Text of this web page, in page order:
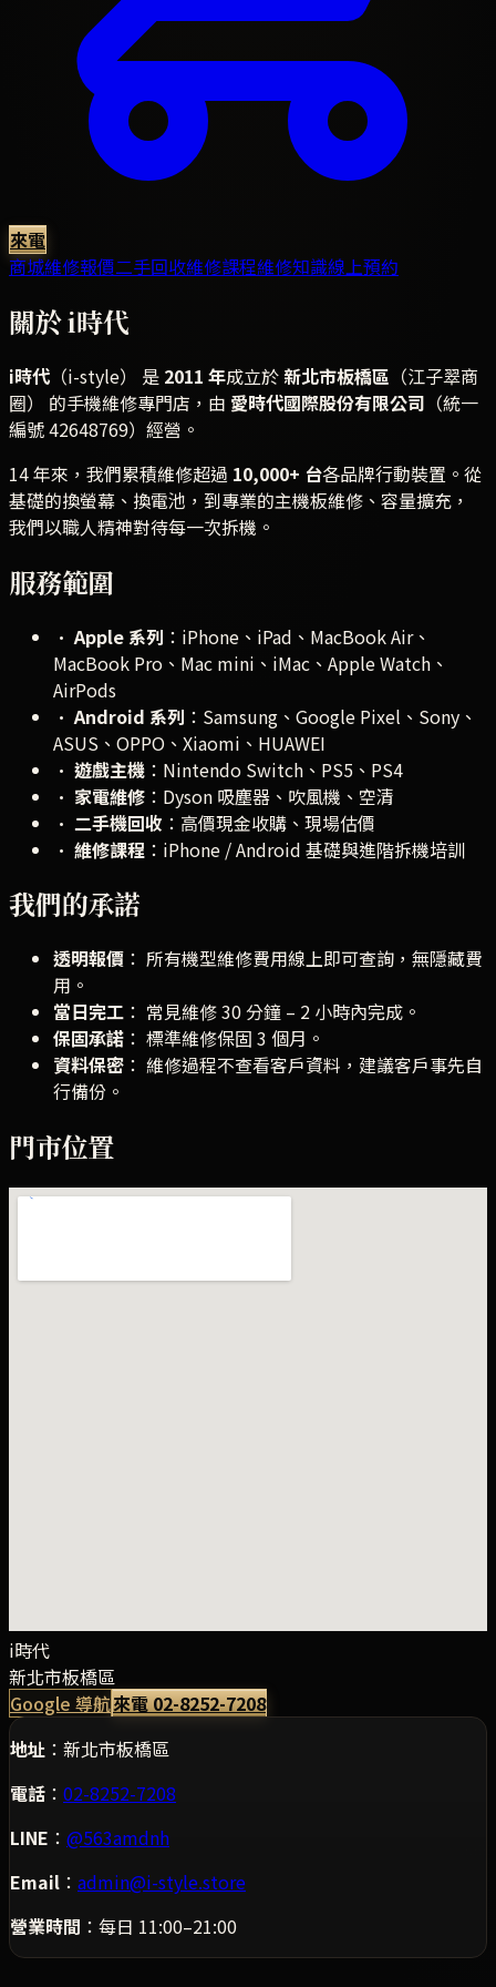
來電
商城維修報價二手回收維修課程維修知識線上預約
關於i時代
i時代 （i-style） 是 2011 年成立於 新北市板橋區 （江子翠商
圈） 的手機維修專門店，由 愛時代國際股份有限公司 （統一
編號 42648769）經營。
14 年來，我們累積維修超過 10,000+ 台各品牌行動裝置。從
基礎的換螢幕、換電池，到專業的主機板維修、容量擴充，
我們以職人精神對待每一次拆機。
服務範圍
• Apple 系列 ：iPhone、iPad、MacBook Air、
MacBook Pro、Mac mini、iMac、Apple Watch、
AirPods
• Android 系列 ：Samsung、Google Pixel、Sony、
ASUS、OPPO、Xiaomi、HUAWEI
• 遊戲主機 ：Nintendo Switch、PS5、PS4
• 家電維修 ：Dyson 吸塵器、吹風機、空清
• 二手機回收 ：高價現金收購、現場估價
• 維修課程 ：iPhone / Android 基礎與進階拆機培訓
我們的承諾
透明報價 ： 所有機型維修費用線上即可查詢，無隱藏費
用。
當日完工 ： 常見維修 30 分鐘 – 2 小時內完成。
保固承諾 ： 標準維修保固 3 個月。
資料保密 ： 維修過程不查看客戶資料，建議客戶事先自
行備份。
門市位置
i時代
新北市板橋區
Google 導航來電02-8252-7208
地址 ： 新北市板橋區
電話 ： 02-8252-7208
LINE ： @563amdnh
Email ： admin@i-style.store
營業時間 ：每日 11:00–21:00